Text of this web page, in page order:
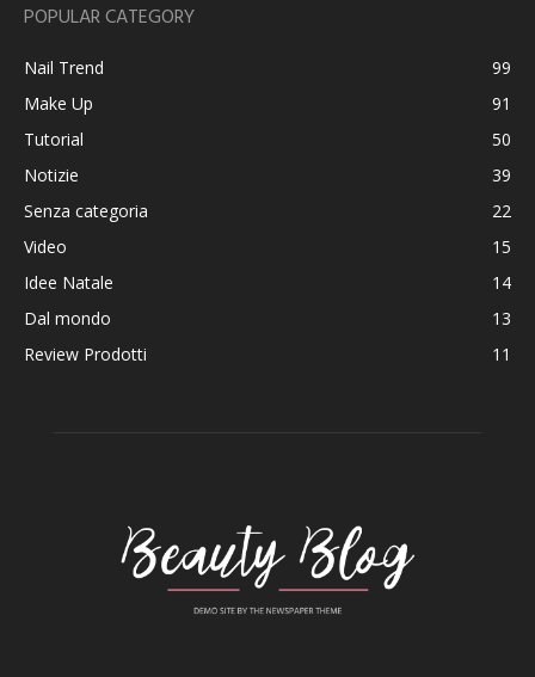
POPULAR CATEGORY
Nail Trend
99
Make Up
91
Tutorial
50
Notizie
39
Senza categoria
22
Video
15
Idee Natale
14
Dal mondo
13
Review Prodotti
11